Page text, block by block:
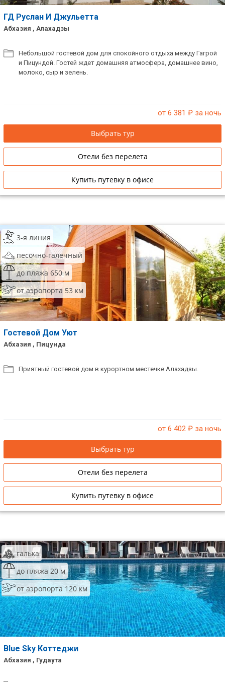
ГД Руслан И Джульетта
Абхазия , Алахадзы
Небольшой гостевой дом для спокойного отдыха между Гагрой
и Пицундой. Гостей ждет домашняя атмосфера, домашнее вино,
молоко, сыр и зелень.
от 6 381 ₽ за ночь
Выбрать тур
Отели без перелета
Купить путевку в офисе
3-я линия
песочно-галечный
до пляжа 650 м
от аэропорта 53 км
Гостевой Дом Уют
Абхазия , Пицунда
Приятный гостевой дом в курортном местечке Алахадзы.
от 6 402 ₽ за ночь
Выбрать тур
Отели без перелета
Купить путевку в офисе
галька
до пляжа 20 м
от аэропорта 120 км
Blue Sky Коттеджи
Абхазия , Гудаута